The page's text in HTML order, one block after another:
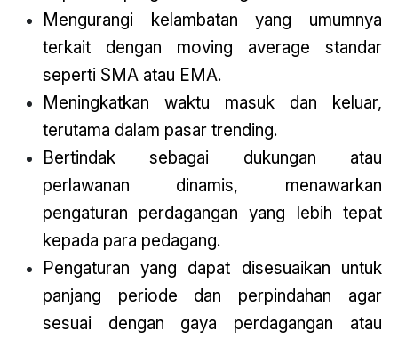
Mengurangi kelambatan yang umumnya
terkait dengan moving average standar
seperti SMA atau EMA.
Meningkatkan waktu masuk dan keluar,
terutama dalam pasar trending.
Bertindak sebagai dukungan atau
perlawanan dinamis, menawarkan
pengaturan perdagangan yang lebih tepat
kepada para pedagang.
Pengaturan yang dapat disesuaikan untuk
panjang periode dan perpindahan agar
sesuai dengan gaya perdagangan atau